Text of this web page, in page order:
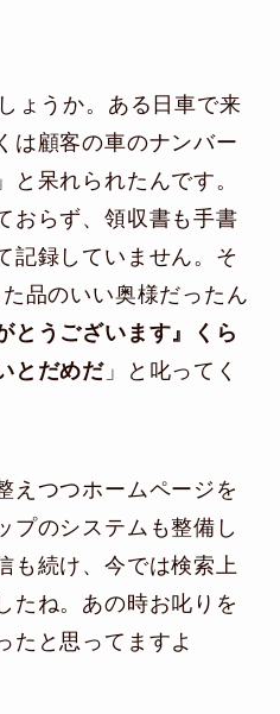
ょうか。ある日車で来
は顧客の車のナンバー
と呆れられたんです。
おらず、領収書も手書
記録していません。そ
品のいい奥様だったん
とうございます』くら
とだめだ 」と叱ってく
えつつホームページを
プのシステムも整備し
も続け、今では検索上
たね。あの時お叱りを
たと思ってますよ